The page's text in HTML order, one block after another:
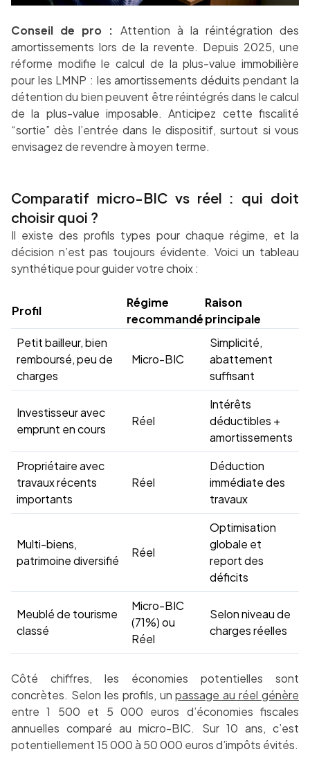
Conseil de pro : Attention à la réintégration des
amortissements lors de la revente. Depuis 2025, une
réforme modifie le calcul de la plus-value immobilière
pour les LMNP : les amortissements déduits pendant la
détention du bien peuvent être réintégrés dans le calcul
de la plus-value imposable. Anticipez cette fiscalité
“sortie” dès l’entrée dans le dispositif, surtout si vous
envisagez de revendre à moyen terme.
Comparatif micro-BIC vs réel : qui doit
choisir quoi ?
Il existe des profils types pour chaque régime, et la
décision n’est pas toujours évidente. Voici un tableau
synthétique pour guider votre choix :
Profil
Régime
recommandé
Raison
principale
Petit bailleur, bien
remboursé, peu de
charges
Micro-BIC
Simplicité,
abattement
suffisant
Investisseur avec
emprunt en cours
Réel
Intérêts
déductibles +
amortissements
Propriétaire avec
travaux récents
importants
Réel
Déduction
immédiate des
travaux
Multi-biens,
patrimoine diversifié
Réel
Optimisation
globale et
report des
déficits
Meublé de tourisme
classé
Micro-BIC
(71%) ou
Réel
Selon niveau de
charges réelles
Côté chiffres, les économies potentielles sont
concrètes. Selon les profils, unpassage au réel génère
entre 1 500 et 5 000 euros d’économies fiscales
annuelles comparé au micro-BIC. Sur 10 ans, c’est
potentiellement 15 000 à 50 000 euros d’impôts évités.